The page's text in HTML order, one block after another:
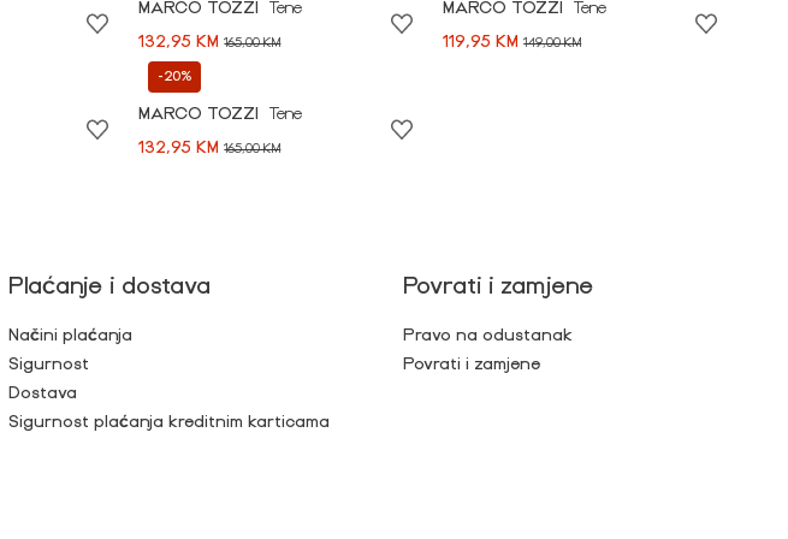
MARCO TOZZI
Tene
132,95 KM165,00 KM
MARCO TOZZI
Tene
119,95 KM149,00 KM
-20%
MARCO TOZZI
Tene
132,95 KM165,00 KM
Plaćanje i dostava
Načini plaćanja
Sigurnost
Dostava
Sigurnost plaćanja kreditnim karticama
Povrati i zamjene
Pravo na odustanak
Povrati i zamjene